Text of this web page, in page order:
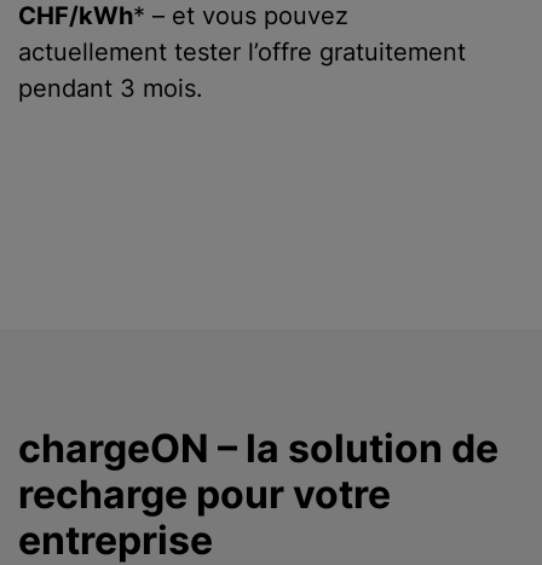
CHF/kWh* – et vous pouvez
actuellement tester l’offre gratuitement
pendant 3 mois.
chargeON – la solution de
recharge pour votre
entreprise